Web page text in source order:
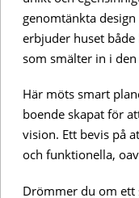
genomtänkta design
erbjuder huset
som smälter in i
Här möts smart
boende skapat för
vision. Ett bevis på
och funktionella,
Drömmer du om ett